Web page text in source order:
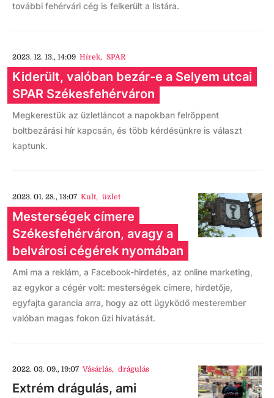
további fehérvári cég is felkerült a listára.
2023. 12. 13., 14:09 Hírek, SPAR
Kiderült, valóban bezár-e a Selyem utcai
SPAR Székesfehérváron
Megkerestük az üzletláncot a napokban felröppent
boltbezárási hír kapcsán, és több kérdésünkre is választ
kaptunk.
2023. 01. 28., 13:07 Kult, üzlet
Mesterségek címere
Székesfehérváron, avagy a
belvárosi cégérek nyomában
Ami ma a reklám, a Facebook-hirdetés, az online marketing,
az egykor a cégér volt: mesterségek címere, hirdetője,
egyfajta garancia arra, hogy az ott ügyködő mesterember
valóban magas fokon űzi hivatását.
2022. 03. 09., 19:07 Vásárlás, drágulás
Extrém drágulás, ami